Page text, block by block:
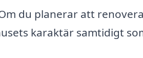
du planerar att
karaktär samtidigt